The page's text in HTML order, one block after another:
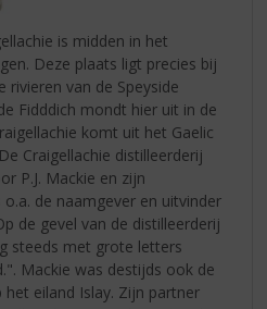
is midden in het
Deze plaats ligt precies bij
rivieren van de Speyside
Fidddich mondt hier uit in de
komt uit het Gaelic
Craigellachie distilleerderij
P.J. Mackie en zijn
de naamgever en uitvinder
de gevel van de distilleerderij
steeds met grote letters
Mackie was destijds ook de
eiland Islay. Zijn partner